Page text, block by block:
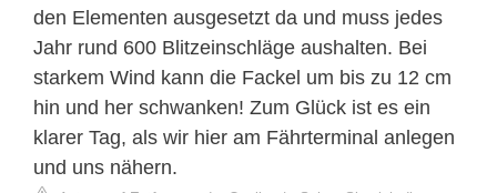
den Elementen ausgesetzt da und muss jedes
Jahr rund 600 Blitzeinschläge aushalten. Bei
starkem Wind kann die Fackel um bis zu 12 cm
hin und her schwanken! Zum Glück ist es ein
klarer Tag, als wir hier am Fährterminal anlegen
und uns nähern.